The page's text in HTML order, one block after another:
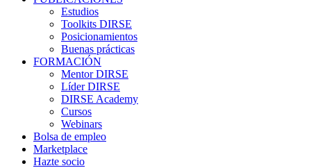
Estudios
Toolkits DIRSE
Posicionamientos
Buenas prácticas
FORMACIÓN
Mentor DIRSE
Líder DIRSE
DIRSE Academy
Cursos
Webinars
Bolsa de empleo
Marketplace
Hazte socio